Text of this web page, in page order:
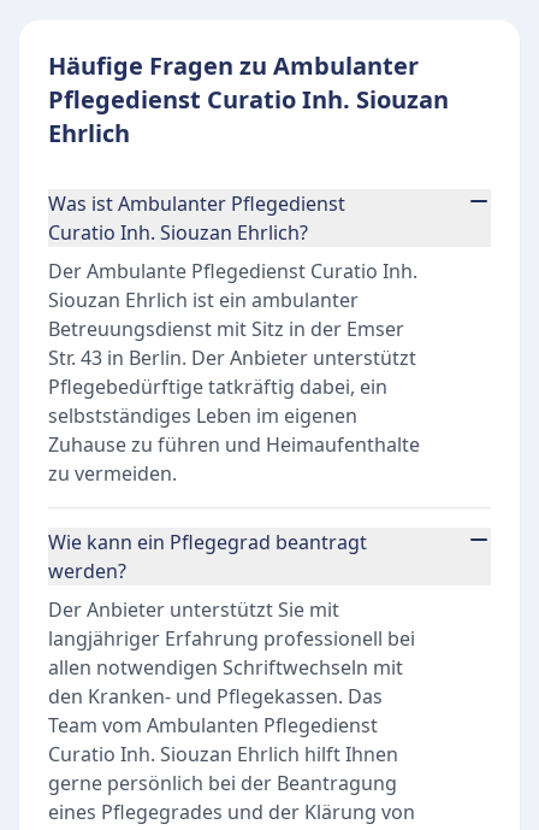
Häufige Fragen zu Ambulanter
Pflegedienst Curatio Inh. Siouzan
Ehrlich
Was ist Ambulanter Pflegedienst
Curatio Inh. Siouzan Ehrlich?
Der Ambulante Pflegedienst Curatio Inh.
Siouzan Ehrlich ist ein ambulanter
Betreuungsdienst mit Sitz in der Emser
Str. 43 in Berlin. Der Anbieter unterstützt
Pflegebedürftige tatkräftig dabei, ein
selbstständiges Leben im eigenen
Zuhause zu führen und Heimaufenthalte
zu vermeiden.
Wie kann ein Pflegegrad beantragt
werden?
Der Anbieter unterstützt Sie mit
langjähriger Erfahrung professionell bei
allen notwendigen Schriftwechseln mit
den Kranken- und Pflegekassen. Das
Team vom Ambulanten Pflegedienst
Curatio Inh. Siouzan Ehrlich hilft Ihnen
gerne persönlich bei der Beantragung
eines Pflegegrades und der Klärung von